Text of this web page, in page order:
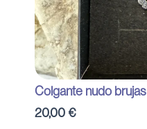
Colgante nudo brujas
20,00 €